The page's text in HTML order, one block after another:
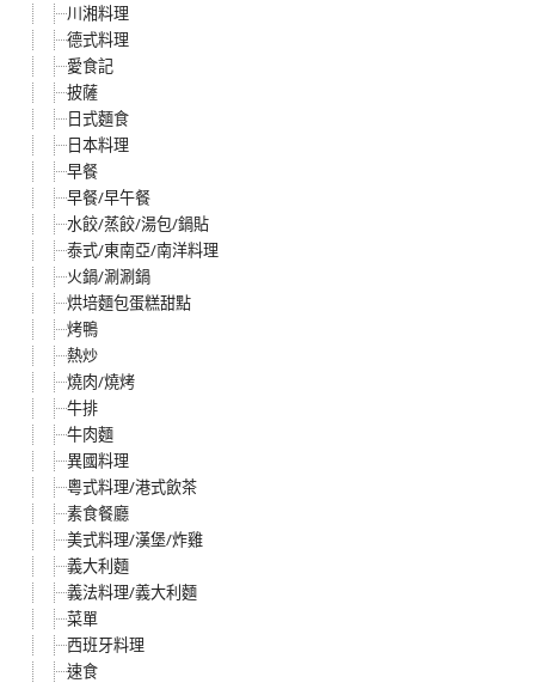
川湘料理
德式料理
愛食記
披薩
日式麵食
日本料理
早餐
早餐/早午餐
水餃/蒸餃/湯包/鍋貼
泰式/東南亞/南洋料理
火鍋/涮涮鍋
烘培麵包蛋糕甜點
烤鴨
熱炒
燒肉/燒烤
牛排
牛肉麵
異國料理
粵式料理/港式飲茶
素食餐廳
美式料理/漢堡/炸雞
義大利麵
義法料理/義大利麵
菜單
西班牙料理
速食